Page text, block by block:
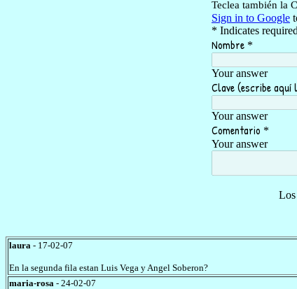
Los
laura - 17-02-07
En la segunda fila estan Luis Vega y Angel Soberon?
maria-rosa - 24-02-07